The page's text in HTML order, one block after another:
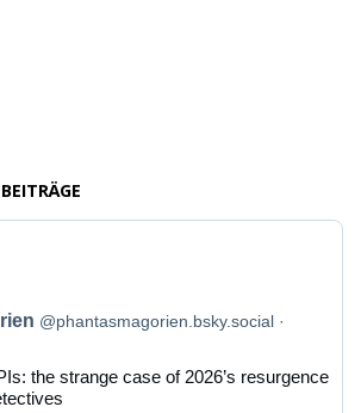
@phantasmagorien.bsky.social
the strange case of 2026’s resurgence